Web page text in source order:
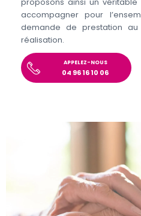
proposons ainsi un
accompagner pour
demande de prestation
réalisation.
APPELEZ-NOUS
04 96 16 10 06